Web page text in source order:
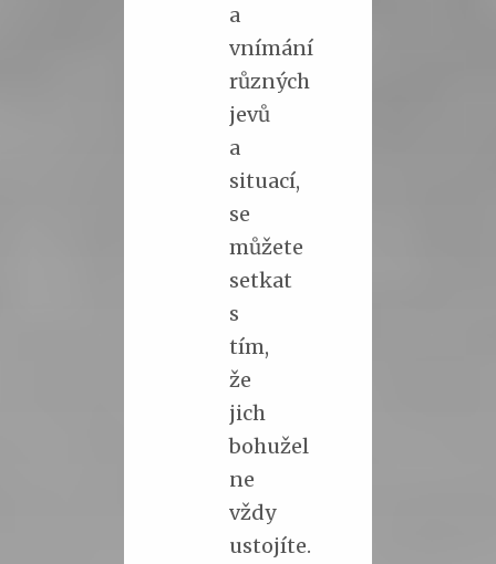
a
vnímání
různých
jevů
a
situací,
se
můžete
setkat
s
tím,
že
jich
bohužel
ne
vždy
ustojíte.